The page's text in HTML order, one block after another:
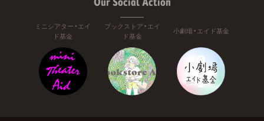
ミニシアター・エイ
ド基金
ブックストア・エイ
ド基金
小劇場・エイド基金